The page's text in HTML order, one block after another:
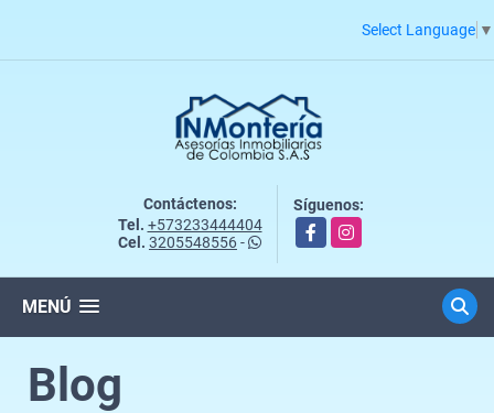
Select Language ▼
Contáctenos:
Tel. +573233444404
Cel. 3205548556-
Síguenos:
FacebookInstagram
MENÚ
Blog